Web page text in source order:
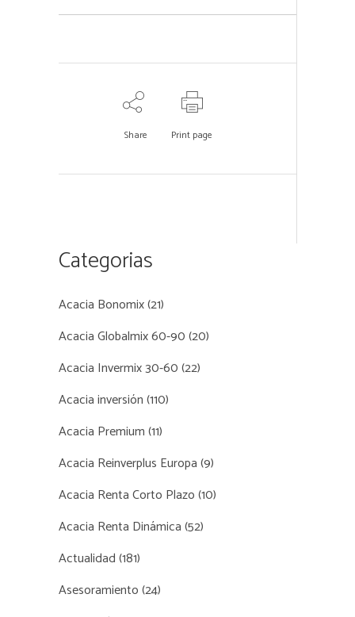
Share Print page
Categorias
Acacia Bonomix(21)
Acacia Globalmix 60-90(20)
Acacia Invermix 30-60(22)
Acacia inversión(110)
Acacia Premium(11)
Acacia Reinverplus Europa(9)
Acacia Renta Corto Plazo(10)
Acacia Renta Dinámica(52)
Actualidad(181)
Asesoramiento(24)